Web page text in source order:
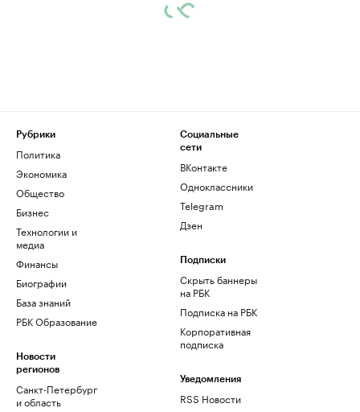
Рубрики
Политика
Экономика
Общество
Бизнес
Технологии и
медиа
Финансы
Биографии
База знаний
РБК Образование
Новости
регионов
Санкт-Петербург
и область
Социальные
сети
ВКонтакте
Одноклассники
Telegram
Дзен
Подписки
Скрыть баннеры
на РБК
Подписка на РБК
Корпоративная
подписка
Уведомления
RSS Новости